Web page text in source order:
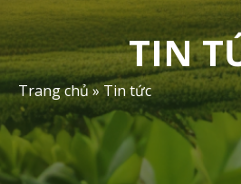
e
n
t
TIN
Trang chủ»Tin tức